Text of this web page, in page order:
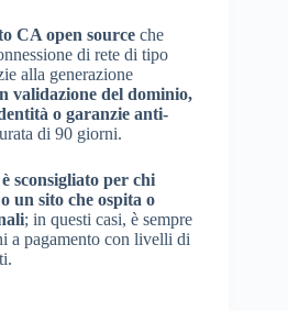
CA open source che
di rete di tipo
alla generazione
validazione del dominio,
o garanzie anti-
di 90 giorni.
sconsigliato per chi
un sito che ospita o
; in questi casi, è sempre
a pagamento con livelli di